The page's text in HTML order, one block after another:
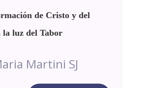
de Cristo y del
la luz del Tabor
Martini SJ